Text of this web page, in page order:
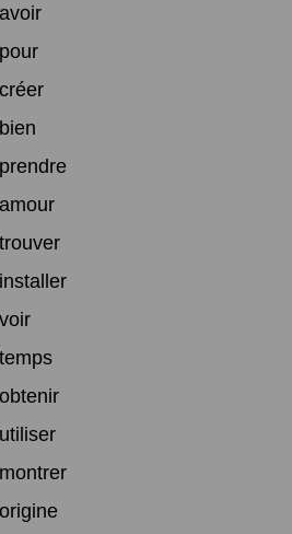
avoir
pour
créer
bien
prendre
amour
trouver
installer
voir
temps
obtenir
utiliser
montrer
origine